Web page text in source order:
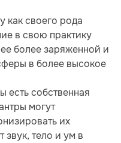
как своего рода
в свою практику
более заряженной и
в более высокое
есть собственная
могут
их
тело и ум в